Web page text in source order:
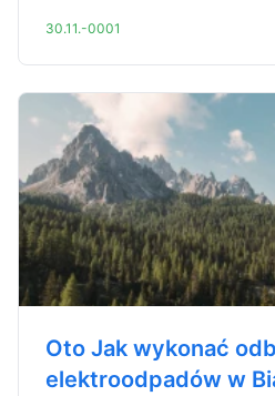
30.11.-0001
Oto Jak wykonać
elektroodpadów w